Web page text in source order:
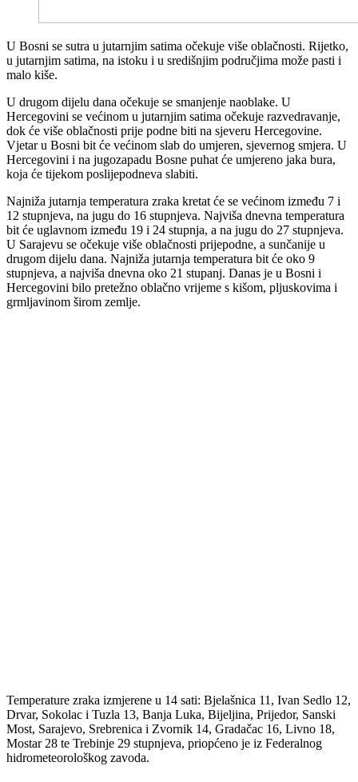
U Bosni se sutra u jutarnjim satima očekuje više oblačnosti. Rijetko,
u jutarnjim satima, na istoku i u središnjim područjima može pasti i
malo kiše.
U drugom dijelu dana očekuje se smanjenje naoblake. U
Hercegovini se većinom u jutarnjim satima očekuje razvedravanje,
dok će više oblačnosti prije podne biti na sjeveru Hercegovine.
Vjetar u Bosni bit će većinom slab do umjeren, sjevernog smjera. U
Hercegovini i na jugozapadu Bosne puhat će umjereno jaka bura,
koja će tijekom poslijepodneva slabiti.
Najniža jutarnja temperatura zraka kretat će se većinom između 7 i
12 stupnjeva, na jugu do 16 stupnjeva. Najviša dnevna temperatura
bit će uglavnom između 19 i 24 stupnja, a na jugu do 27 stupnjeva.
U Sarajevu se očekuje više oblačnosti prijepodne, a sunčanije u
drugom dijelu dana. Najniža jutarnja temperatura bit će oko 9
stupnjeva, a najviša dnevna oko 21 stupanj. Danas je u Bosni i
Hercegovini bilo pretežno oblačno vrijeme s kišom, pljuskovima i
grmljavinom širom zemlje.
Temperature zraka izmjerene u 14 sati: Bjelašnica 11, Ivan Sedlo 12,
Drvar, Sokolac i Tuzla 13, Banja Luka, Bijeljina, Prijedor, Sanski
Most, Sarajevo, Srebrenica i Zvornik 14, Gradačac 16, Livno 18,
Mostar 28 te Trebinje 29 stupnjeva, priopćeno je iz Federalnog
hidrometeorološkog zavoda.